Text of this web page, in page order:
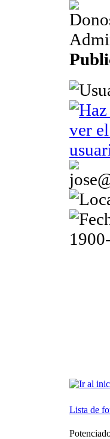
Lista de